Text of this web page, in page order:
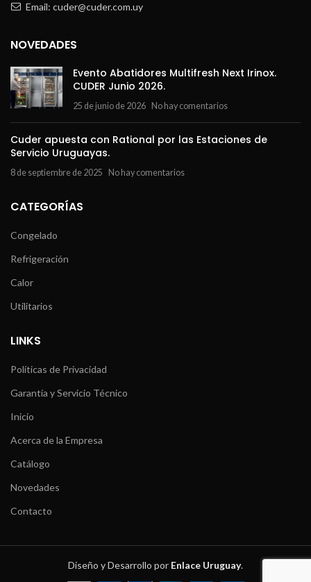
Email: cuder@cuder.com.uy
NOVEDADES
Evento Abatidores Multifresh Next Irinox.
CUDER Junio 2026.
25 de junio de 2026 No hay comentarios
Cuder apuesta con Rational por las Estaciones de
Servicio Uruguayas.
8 de septiembre de 2025 No hay comentarios
CATEGORÍAS
Congelado
Refrigeración
Calor
Utilitarios
LINKS
Políticas de Privacidad
Garantía y Servicio Técnico
Inicio
Acerca de la Empresa
Catálogo
Novedades
Contacto
Diseño y Desarrollo por Enlace Uruguay.